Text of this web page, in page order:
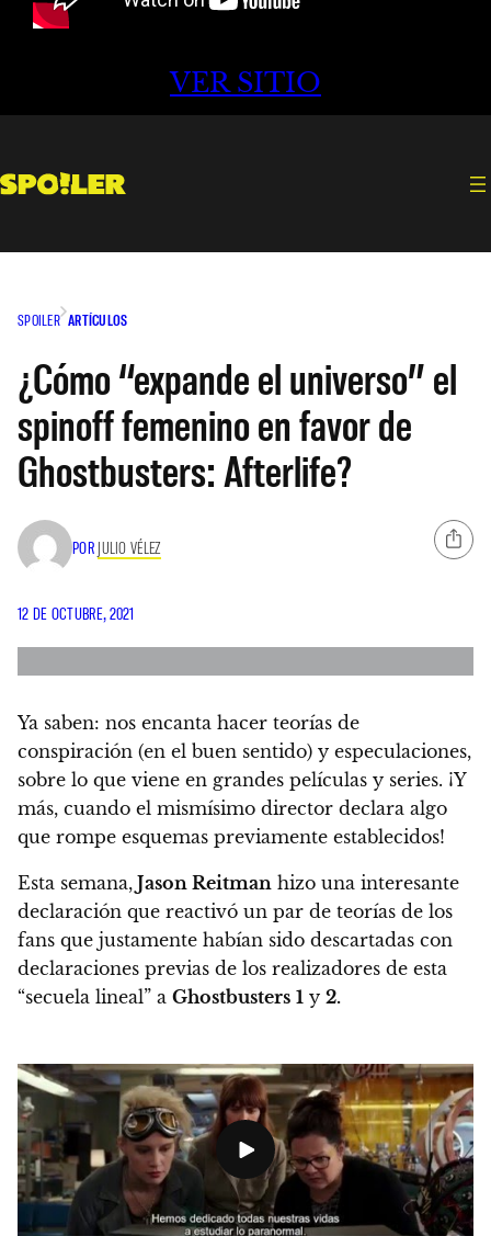
VER SITIO
SPOILER ARTÍCULOS
¿Cómo “expande el universo” el
spinoff femenino en favor de
Ghostbusters: Afterlife?
POR JULIO VÉLEZ
12 DE OCTUBRE, 2021
Ya saben: nos encanta hacer teorías de
conspiración (en el buen sentido) y especulaciones,
sobre lo que viene en grandes películas y series. ¡Y
más, cuando el mismísimo director declara algo
que rompe esquemas previamente establecidos!
Esta semana, Jason Reitman hizo una interesante
declaración que reactivó un par de teorías de los
fans que justamente habían sido descartadas con
declaraciones previas de los realizadores de esta
“secuela lineal” a Ghostbusters 1 y 2.